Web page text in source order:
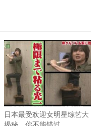
日本最受欢迎女明星综艺大